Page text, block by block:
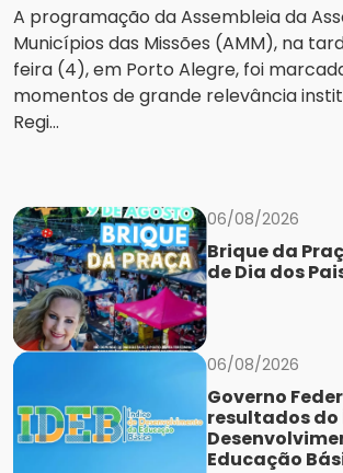
A programação da Assembleia da
Municípios das Missões (AMM), na
feira (4), em Porto Alegre, foi
momentos de grande relevância
Regi...
06/08/2026
Brique da
de Dia dos
06/08/2026
Governo
resultados do
Educação